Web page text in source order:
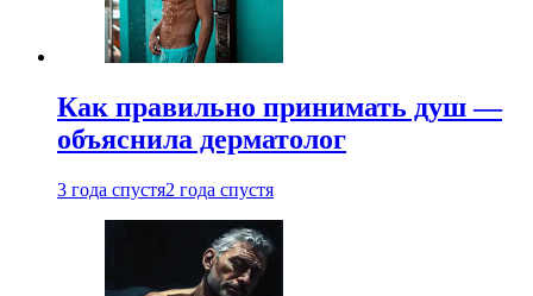
Как правильно принимать душ —
объяснила дерматолог
3 года спустя2 года спустя